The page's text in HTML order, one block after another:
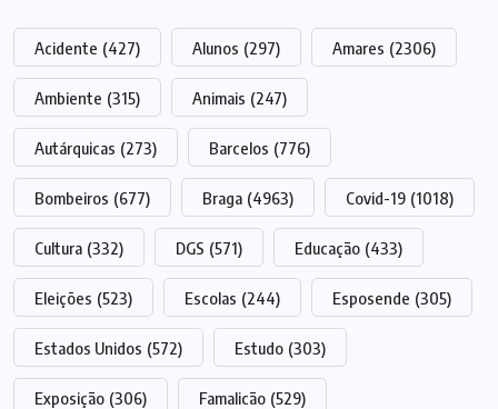
Acidente (427) Alunos (297) Amares (2306)
Ambiente (315) Animais (247)
Autárquicas (273) Barcelos (776)
Bombeiros (677) Braga (4963) Covid-19 (1018)
Cultura (332) DGS (571) Educação (433)
Eleições (523) Escolas (244) Esposende (305)
Estados Unidos (572) Estudo (303)
Exposição (306) Famalicão (529)